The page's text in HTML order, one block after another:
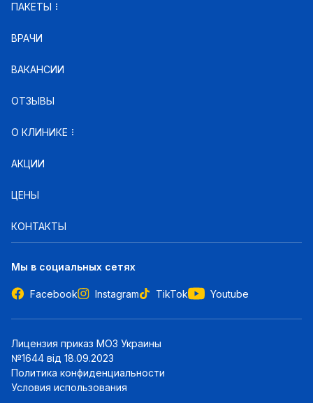
ПАКЕТЫ
ВРАЧИ
ВАКАНСИИ
ОТЗЫВЫ
О КЛИНИКЕ
АКЦИИ
ЦЕНЫ
КОНТАКТЫ
Мы в социальных сетях
Facebook Instagram TikTok Youtube
Лицензия приказ МОЗ Украины
№1644 від 18.09.2023
Политика конфиденциальности
Условия использования